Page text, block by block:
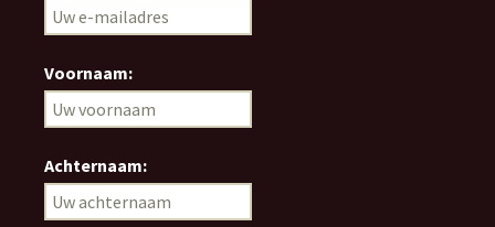
Voornaam:
Achternaam: